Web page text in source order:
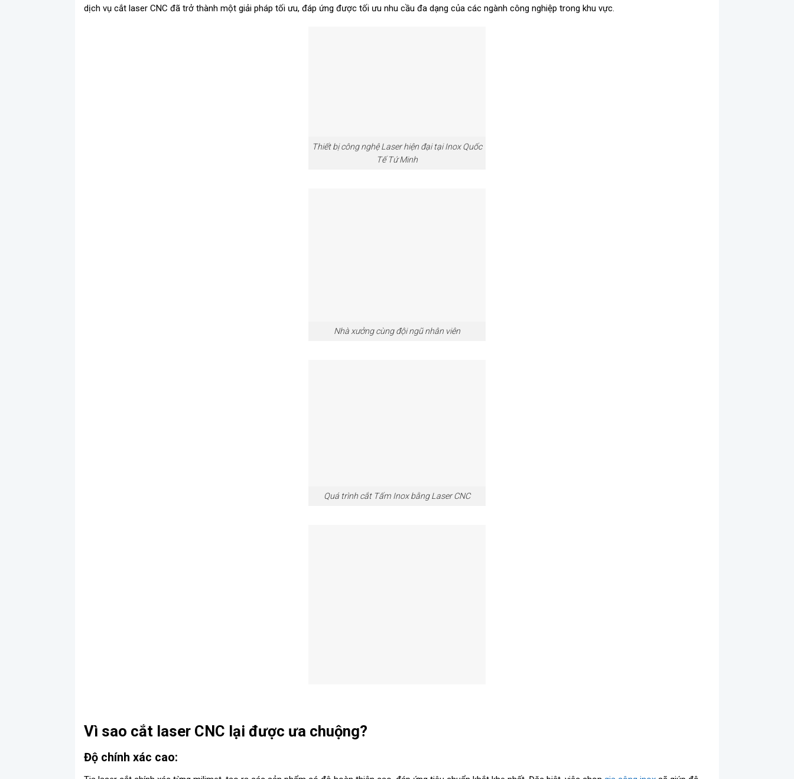
dịch vụ cắt laser CNC đã trở thành một giải pháp tối ưu, đáp ứng được tối ưu nhu cầu đa dạng của các ngành công nghiệp trong khu vực.
Thiết bị công nghệ Laser hiện đại tại Inox Quốc
Tế Tứ Minh
Nhà xưởng cùng đội ngũ nhân viên
Quá trình cắt Tấm Inox bằng Laser CNC
Vì sao cắt laser CNC lại được ưa chuộng?
Độ chính xác cao: